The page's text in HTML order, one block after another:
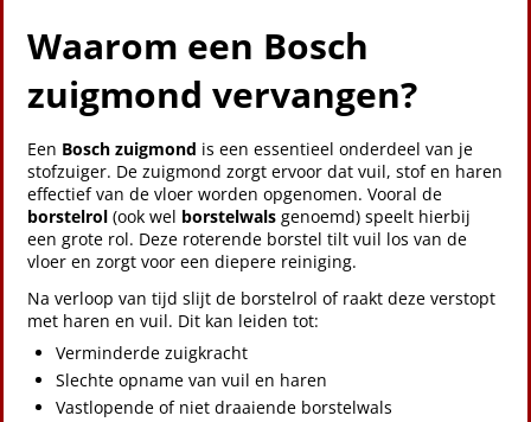
Waarom een Bosch
zuigmond vervangen?
Een Bosch zuigmond is een essentieel onderdeel van je
stofzuiger. De zuigmond zorgt ervoor dat vuil, stof en haren
effectief van de vloer worden opgenomen. Vooral de
borstelrol (ook wel borstelwals genoemd) speelt hierbij
een grote rol. Deze roterende borstel tilt vuil los van de
vloer en zorgt voor een diepere reiniging.
Na verloop van tijd slijt de borstelrol of raakt deze verstopt
met haren en vuil. Dit kan leiden tot:
Verminderde zuigkracht
Slechte opname van vuil en haren
Vastlopende of niet draaiende borstelwals